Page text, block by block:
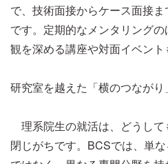
で、技術面接からケース面接
です。定期的なメンタリング
観を深める講座や対面イベント
研究室を越えた「横のつながり
理系院生の就活は、どうし
閉じがちです。BCSでは、単